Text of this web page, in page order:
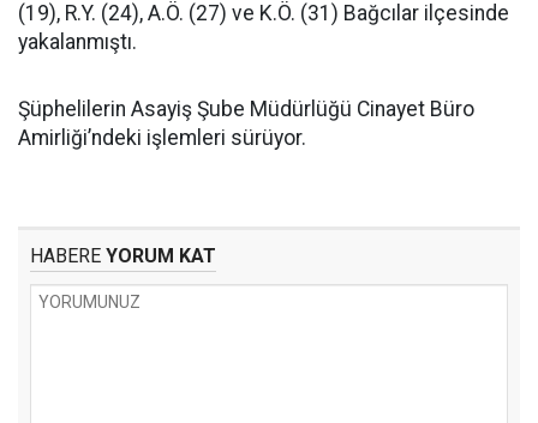
(19), R.Y. (24), A.Ö. (27) ve K.Ö. (31) Bağcılar ilçesinde
yakalanmıştı.
Şüphelilerin Asayiş Şube Müdürlüğü Cinayet Büro
Amirliği’ndeki işlemleri sürüyor.
HABERE YORUM KAT